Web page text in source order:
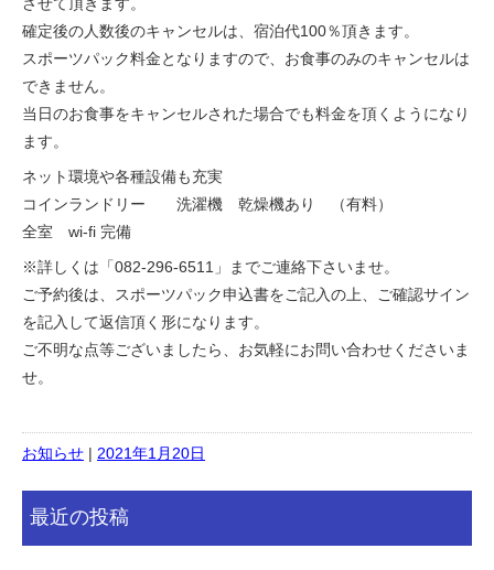
確定後の人数後のキャンセルは、宿泊代100％頂きます。
スポーツパック料金となりますので、お食事のみのキャンセルは
できません。
当日のお食事をキャンセルされた場合でも料金を頂くようになり
ます。
ネット環境や各種設備も充実
コインランドリー 洗濯機 乾燥機あり （有料）
全室 wi-fi 完備
※詳しくは「082-296-6511」までご連絡下さいませ。
ご予約後は、スポーツパック申込書をご記入の上、ご確認サイン
を記入して返信頂く形になります。
ご不明な点等ございましたら、お気軽にお問い合わせくださいま
せ。
お知らせ | 2021年1月20日
最近の投稿